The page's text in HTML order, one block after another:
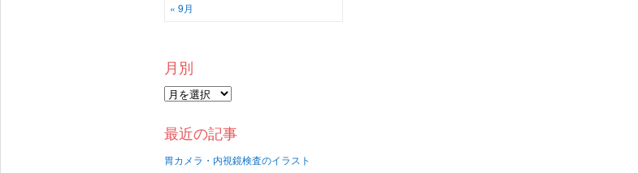
« 9月
月別
最近の記事
胃カメラ・内視鏡検査のイラスト